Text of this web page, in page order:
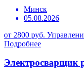
Минск
05.08.2026
от 2800 руб.
Подробнее
Электросварщик